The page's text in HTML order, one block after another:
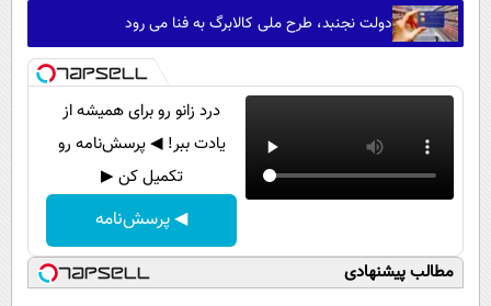
دولت نجنبد، طرح ملی کالابرگ به فنا می رود
درد زانو رو برای همیشه از
یادت ببر! ◀ پرسش‌نامه رو
تکمیل کن ▶
◀ پرسش‌نامه
مطالب پیشنهادی